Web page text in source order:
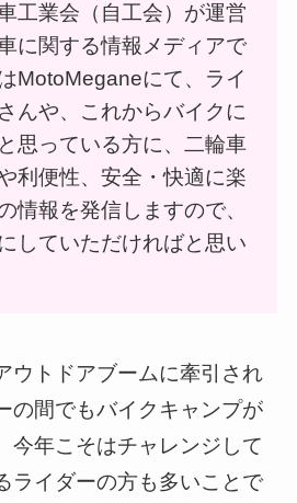
工業会（自工会）が運営
に関する情報メディアで
MotoMeganeにて、ライ
んや、これからバイクに
思っている方に、二輪車
利便性、安全・快適に楽
情報を発信しますので、
していただければと思い
ウトドアブームに牽引され
の間でもバイクキャンプが
今年こそはチャレンジして
ライダーの方も多いことで